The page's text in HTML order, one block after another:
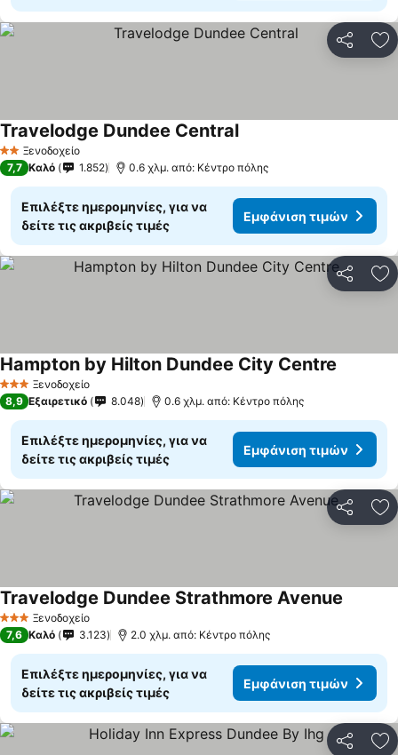
2 ΑστέριαΞενοδοχείο
Travelodge Dundee CentralΕμφάνιση τιμών
7,7 Καλό 1.852 0.6 χλμ. από: Κέντρο πόλης
Επιλέξτε ημερομηνίες, για να
δείτε τις ακριβείς τιμές
Εμφάνιση τιμών
3 ΑστέριαΞενοδοχείο
Hampton by Hilton Dundee City Centre
8,9 Εξαιρετικό 8.048 0.6 χλμ. από: Κέντρο πόλης
Επιλέξτε ημερομηνίες, για να
δείτε τις ακριβείς τιμές
Εμφάνιση τιμών
3 ΑστέριαΞενοδοχείο
Travelodge Dundee Strathmore Avenue
7,6 Καλό 3.123 2.0 χλμ. από: Κέντρο πόλης
Επιλέξτε ημερομηνίες, για να
δείτε τις ακριβείς τιμές
Εμφάνιση τιμών